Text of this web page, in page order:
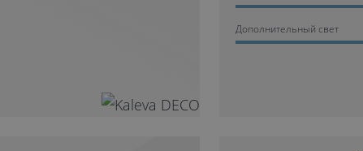
Дополнительный свет